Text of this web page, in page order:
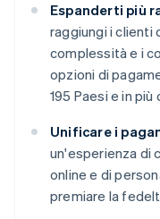
Espanderti più
raggiungi i clienti
complessità e i
opzioni di
195 Paesi e in più
Unificare i
un'esperienza di
online e di
premiare la